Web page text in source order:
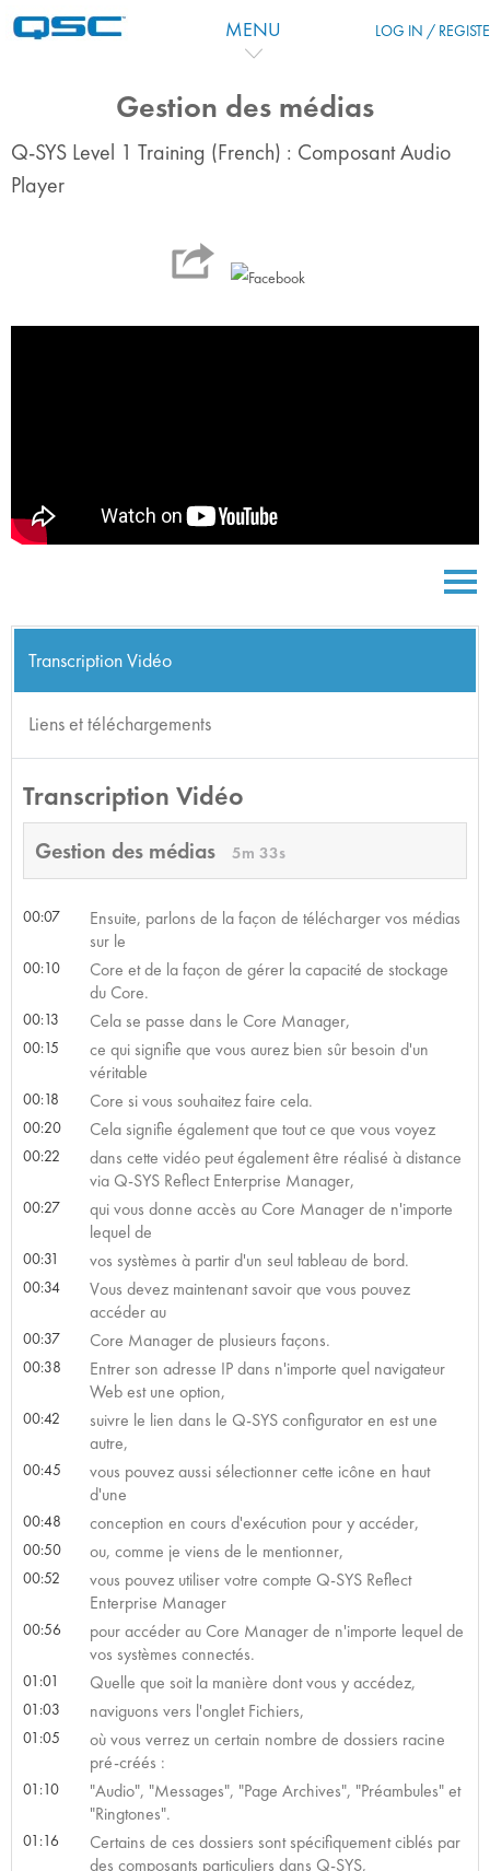
MENU LOG IN /
Gestion des médias
Q-SYS Level 1 Training (French) : Composant Audio
Player
Transcription Vidéo
Liens et téléchargements
Transcription Vidéo
Gestion des médias 5m 33s
00:07
Ensuite, parlons de la façon de télécharger vos médias
sur le
00:10
Core et de la façon de gérer la capacité de stockage
du Core.
00:13 Cela se passe dans le Core Manager,
00:15
ce qui signifie que vous aurez bien sûr besoin d'un
véritable
00:18 Core si vous souhaitez faire cela.
00:20 Cela signifie également que tout ce que vous voyez
00:22
dans cette vidéo peut également être réalisé à distance
via Q-SYS Reflect Enterprise Manager,
00:27
qui vous donne accès au Core Manager de n'importe
lequel de
00:31 vos systèmes à partir d'un seul tableau de bord.
00:34
Vous devez maintenant savoir que vous pouvez
accéder au
00:37 Core Manager de plusieurs façons.
00:38
Entrer son adresse IP dans n'importe quel navigateur
Web est une option,
00:42
suivre le lien dans le Q-SYS configurator en est une
autre,
00:45
vous pouvez aussi sélectionner cette icône en haut
d'une
00:48 conception en cours d'exécution pour y accéder,
00:50 ou, comme je viens de le mentionner,
00:52
vous pouvez utiliser votre compte Q-SYS Reflect
Enterprise Manager
00:56
pour accéder au Core Manager de n'importe lequel de
vos systèmes connectés.
01:01 Quelle que soit la manière dont vous y accédez,
01:03 naviguons vers l'onglet Fichiers,
01:05
où vous verrez un certain nombre de dossiers racine
pré-créés :
01:10
"Audio", "Messages", "Page Archives", "Préambules" et
"Ringtones".
01:16
Certains de ces dossiers sont spécifiquement ciblés par
des composants particuliers dans Q-SYS,